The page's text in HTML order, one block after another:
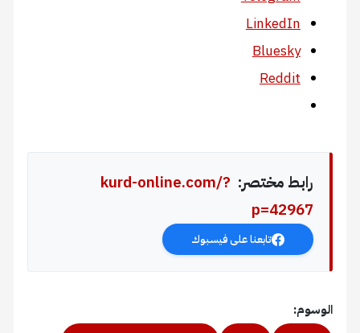
LinkedIn
Bluesky
Reddit
رابط مختصر: kurd-online.com/?
p=42967
تابعنا على فيسبوك
الوسوم: